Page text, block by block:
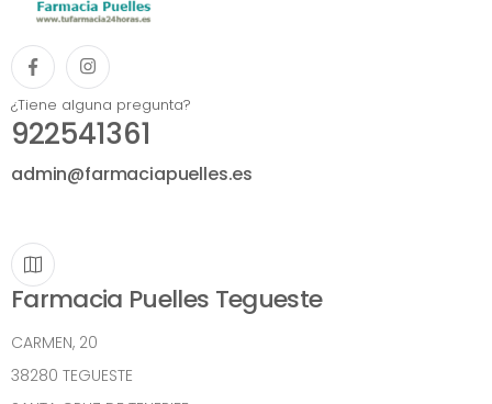
¿Tiene alguna pregunta?
922541361
admin@farmaciapuelles.es
Farmacia Puelles Tegueste
CARMEN, 20
38280 TEGUESTE